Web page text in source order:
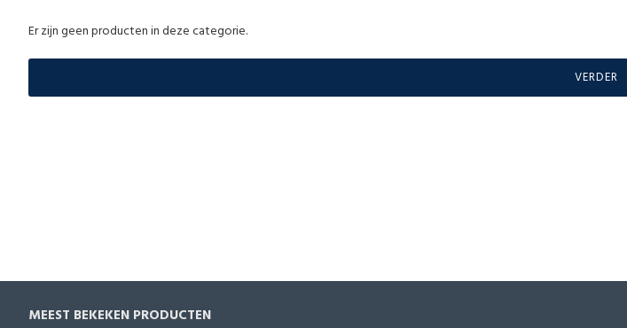
Er zijn geen producten in deze categorie.
VERDER
MEEST BEKEKEN PRODUCTEN